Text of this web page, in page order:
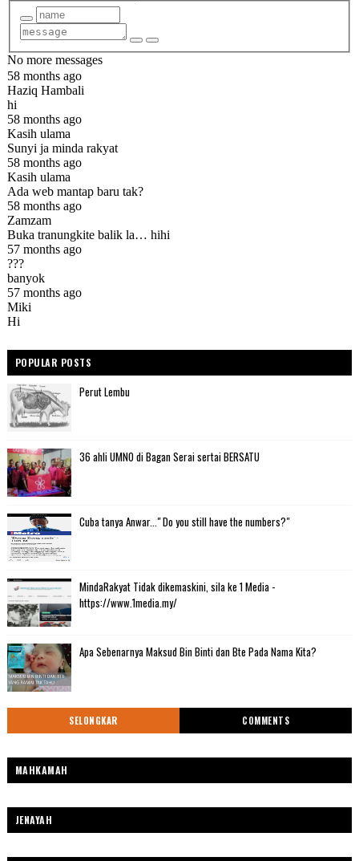
POPULAR POSTS
Perut Lembu
36 ahli UMNO di Bagan Serai sertai BERSATU
Cuba tanya Anwar..." Do you still have the numbers?"
MindaRakyat Tidak dikemaskini, sila ke 1 Media -
https://www.1media.my/
Apa Sebenarnya Maksud Bin Binti dan Bte Pada Nama Kita?
SELONGKAR COMMENTS
MAHKAMAH
JENAYAH